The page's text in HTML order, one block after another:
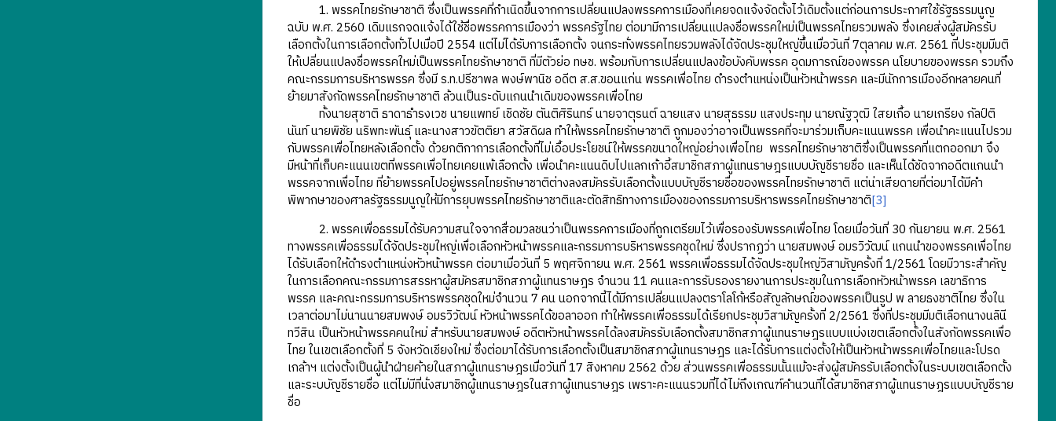
1. พรรคไทยรักษาชาติ ซึ่งเป็นพรรคที่กำเนิดขึ้นจากการเปลี่ยนแปลงพรรคการเมืองที่เคยจดแจ้งจัดตั้งไว้เดิมตั้งแต่ก่อนการประกาศใช้รัฐธรรมนูญ
ฉบับ พ.ศ. 2560 เดิมแรกจดแจ้งได้ใช้ชื่อพรรคการเมืองว่า พรรครัฐไทย ต่อมามีการเปลี่ยนแปลงชื่อพรรคใหม่เป็นพรรคไทยรวมพลัง ซึ่งเคยส่งผู้สมัครรับ
เลือกตั้งในการเลือกตั้งทั่วไปเมื่อปี 2554 แต่ไม่ได้รับการเลือกตั้ง จนกระทั่งพรรคไทยรวมพลังได้จัดประชุมใหญ่ขึ้นเมื่อวันที่ 7ตุลาคม พ.ศ. 2561 ที่ประชุมมีมติ
ให้เปลี่ยนแปลงชื่อพรรคใหม่เป็นพรรคไทยรักษาชาติ ที่มีตัวย่อ ทษช. พร้อมกับการเปลี่ยนแปลงข้อบังคับพรรค อุดมการณ์ของพรรค นโยบายของพรรค รวมถึง
คณะกรรมการบริหารพรรค ซึ่งมี ร.ท.ปรีชาพล พงษ์พานิช อดีต ส.ส.ขอนแก่น พรรคเพื่อไทย ดำรงตำแหน่งเป็นหัวหน้าพรรค และมีนักการเมืองอีกหลายคนที่
ย้ายมาสังกัดพรรคไทยรักษาชาติ ล้วนเป็นระดับแกนนำเดิมของพรรคเพื่อไทย
ทั้งนายสุชาติ ธาดาธำรงเวช นายแพทย์ เชิดชัย ตันติศิรินทร์ นายจาตุรนต์ ฉายแสง นายสุธรรม แสงประทุม นายณัฐวุฒิ ใสยเกื้อ นายเกรียง กัลป์ติ
นันท์ นายพิชัย นริพทะพันธุ์ และนางสาวขัตติยา สวัสดิผล ทำให้พรรคไทยรักษาชาติ ถูกมองว่าอาจเป็นพรรคที่จะมาร่วมเก็บคะแนนพรรค เพื่อนำคะแนนไปรวม
กับพรรคเพื่อไทยหลังเลือกตั้ง ด้วยกติกาการเลือกตั้งที่ไม่เอื้อประโยชน์ให้พรรคขนาดใหญ่อย่างเพื่อไทย พรรคไทยรักษาชาติซึ่งเป็นพรรคที่แตกออกมา จึง
มีหน้าที่เก็บคะแนนเขตที่พรรคเพื่อไทยเคยแพ้เลือกตั้ง เพื่อนำคะแนนดิบไปแลกเก้าอี้สมาชิกสภาผู้แทนราษฎรแบบบัญชีรายชื่อ และเห็นได้ชัดจากอดีตแกนนำ
พรรคจากเพื่อไทย ที่ย้ายพรรคไปอยู่พรรคไทยรักษาชาติต่างลงสมัครรับเลือกตั้งแบบบัญชีรายชื่อของพรรคไทยรักษาชาติ แต่น่าเสียดายที่ต่อมาได้มีคำ
พิพากษาของศาลรัฐธรรมนูญให้มีการยุบพรรคไทยรักษาชาติและตัดสิทธิทางการเมืองของกรรมการบริหารพรรคไทยรักษาชาติ[3]
2. พรรคเพื่อธรรมได้รับความสนใจจากสื่อมวลชนว่าเป็นพรรคการเมืองที่ถูกเตรียมไว้เพื่อรองรับพรรคเพื่อไทย โดยเมื่อวันที่ 30 กันยายน พ.ศ. 2561
ทางพรรคเพื่อธรรมได้จัดประชุมใหญ่เพื่อเลือกหัวหน้าพรรคและกรรมการบริหารพรรคชุดใหม่ ซึ่งปรากฏว่า นายสมพงษ์ อมรวิวัฒน์ แกนนำของพรรคเพื่อไทย
ได้รับเลือกให้ดำรงตำแหน่งหัวหน้าพรรค ต่อมาเมื่อวันที่ 5 พฤศจิกายน พ.ศ. 2561 พรรคเพื่อธรรมได้จัดประชุมใหญ่วิสามัญครั้งที่ 1/2561 โดยมีวาระสำคัญ
ในการเลือกคณะกรรมการสรรหาผู้สมัครสมาชิกสภาผู้แทนราษฎร จำนวน 11 คนและการรับรองรายงานการประชุมในการเลือกหัวหน้าพรรค เลขาธิการ
พรรค และคณะกรรมการบริหารพรรคชุดใหม่จำนวน 7 คน นอกจากนี้ได้มีการเปลี่ยนแปลงตราโลโก้หรือสัญลักษณ์ของพรรคเป็นรูป พ ลายธงชาติไทย ซึ่งใน
เวลาต่อมาไม่นานนายสมพงษ์ อมรวิวัฒน์ หัวหน้าพรรคได้ขอลาออก ทำให้พรรคเพื่อธรรมได้เรียกประชุมวิสามัญครั้งที่ 2/2561 ซึ่งที่ประชุมมีมติเลือกนางนลินี
ทวีสิน เป็นหัวหน้าพรรคคนใหม่ สำหรับนายสมพงษ์ อดีตหัวหน้าพรรคได้ลงสมัครรับเลือกตั้งสมาชิกสภาผู้แทนราษฎรแบบแบ่งเขตเลือกตั้งในสังกัดพรรคเพื่อ
ไทย ในเขตเลือกตั้งที่ 5 จังหวัดเชียงใหม่ ซึ่งต่อมาได้รับการเลือกตั้งเป็นสมาชิกสภาผู้แทนราษฎร และได้รับการแต่งตั้งให้เป็นหัวหน้าพรรคเพื่อไทยและโปรด
เกล้าฯ แต่งตั้งเป็นผู้นำฝ่ายค้ายในสภาผู้แทนราษฎรเมื่อวันที่ 17 สิงหาคม 2562 ด้วย ส่วนพรรคเพื่อธรรมนั้นแม้จะส่งผู้สมัครรับเลือกตั้งในระบบเขตเลือกตั้ง
และระบบัญชีรายชื่อ แต่ไม่มีที่นั่งสมาชิกผู้แทนราษฎรในสภาผู้แทนราษฎร เพราะคะแนนรวมที่ได้ไม่ถึงเกณฑ์คำนวนที่ได้สมาชิกสภาผู้แทนราษฎรแบบบัญชีราย
ชื่อ